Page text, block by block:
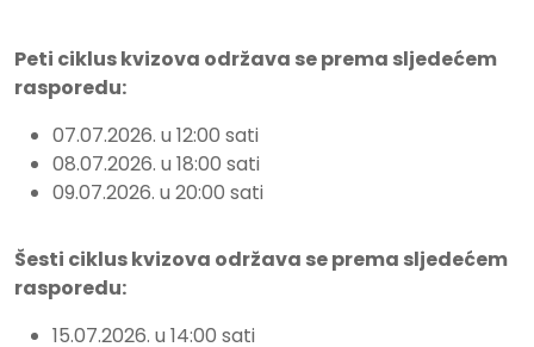
Peti ciklus kvizova održava se prema sljedećem
rasporedu:
07.07.2026. u 12:00 sati
08.07.2026. u 18:00 sati
09.07.2026. u 20:00 sati
Šesti ciklus kvizova održava se prema sljedećem
rasporedu:
15.07.2026. u 14:00 sati